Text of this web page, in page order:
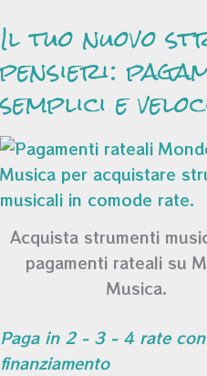
Il tuo nuovo
pensieri:
semplici e
Acquista strumenti
pagamenti rateali su
Musica.
Paga in 2 - 3 - 4 rate
finanziamento